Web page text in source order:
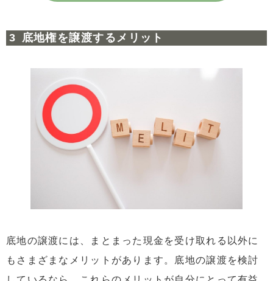
底地権を譲渡するメリット
底地の譲渡には、まとまった現金を受け取れる以外に
もさまざまなメリットがあります。底地の譲渡を検討